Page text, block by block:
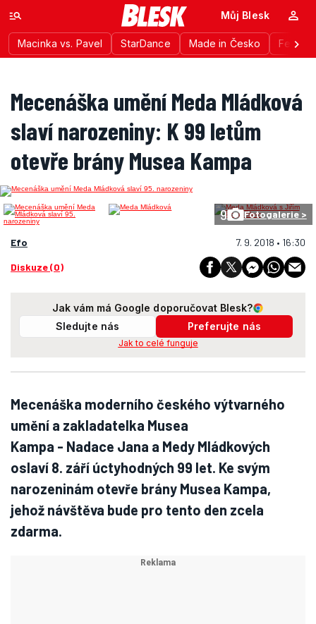
Macinka vs. Pavel StarDance Made in Česko
Můj Blesk
Mecenáška umění Meda Mládková
slaví narozeniny: K 99 letům
otevře brány Musea Kampa
9 Fotogalerie >
Efo 7. 9. 2018 • 16:30
Diskuze (0)
Jak vám má Google doporučovat Blesk?
Sledujte nás
Preferujte nás
Jak to celé funguje
Mecenáška moderního českého výtvarného
umění a zakladatelka Musea
Kampa - Nadace Jana a Medy Mládkových
oslaví 8. září úctyhodných 99 let. Ke svým
narozeninám otevře brány Musea Kampa,
jehož návštěva bude pro tento den zcela
zdarma.